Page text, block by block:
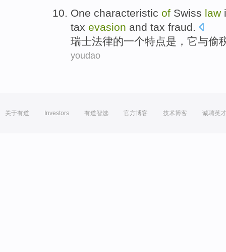
One characteristic of Swiss law
tax evasion and tax fraud.
瑞士法律的一个特点是 ， 它与偷
youdao
关于有道 Investors 有道智选 官方博客 技术博客 诚聘英才